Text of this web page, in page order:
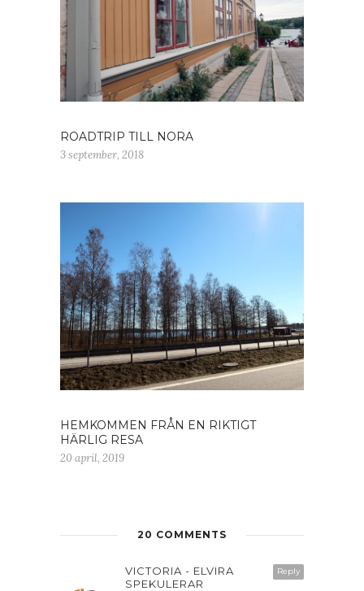
ROADTRIP TILL NORA
3 september, 2018
HEMKOMMEN FRÅN EN RIKTIGT
HÄRLIG RESA
20 april, 2019
20 COMMENTS
Reply
VICTORIA - ELVIRA
SPEKULERAR